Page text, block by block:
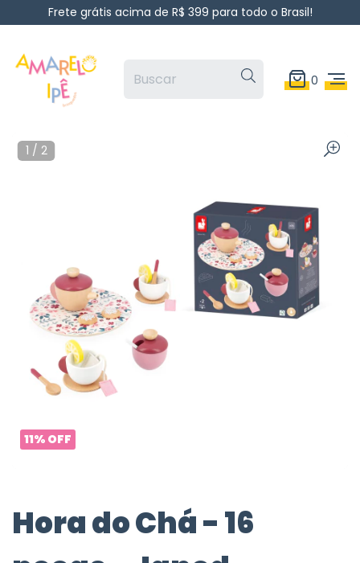
Frete grátis acima de R$ 399 para todo o Brasil!
0
Hora do Chá - 16
11% OFF
1 / 2